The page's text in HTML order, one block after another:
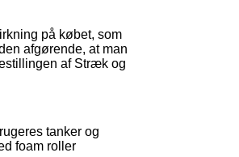
på købet, som
afgørende, at man
af Stræk og
tanker og
foam roller